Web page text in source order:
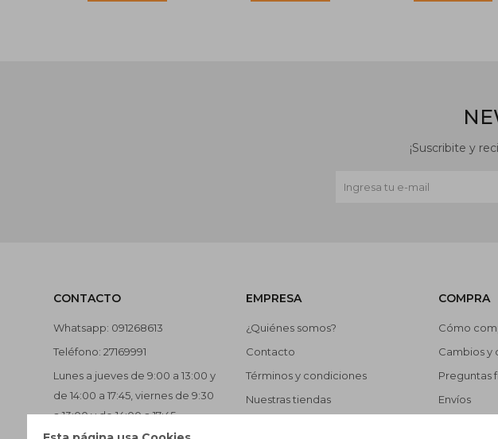
CONTACTO
Whatsapp: 091268613
Teléfono: 27169991
Lunes a jueves de 9:00 a 13:00 y
de 14:00 a 17:45, viernes de 9:30
a 13:00 y de 14:00 a 17:45.
EMPRESA
¿Quiénes somos?
Contacto
Términos y condiciones
Nuestras tiendas
COMPRA
Cómo
Cambios y
Preguntas
Envíos
¡Suscribite y